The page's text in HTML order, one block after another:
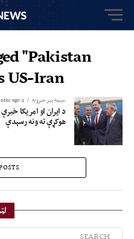
"Pakistan
Iran"
سیمه ییز خبرونه 4 months ago
هوکړې ته ونه رسېدې